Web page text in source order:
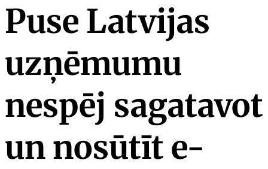
Puse Latvijas
uzņēmumu
nespēj sagatavot
un nosūtīt e-